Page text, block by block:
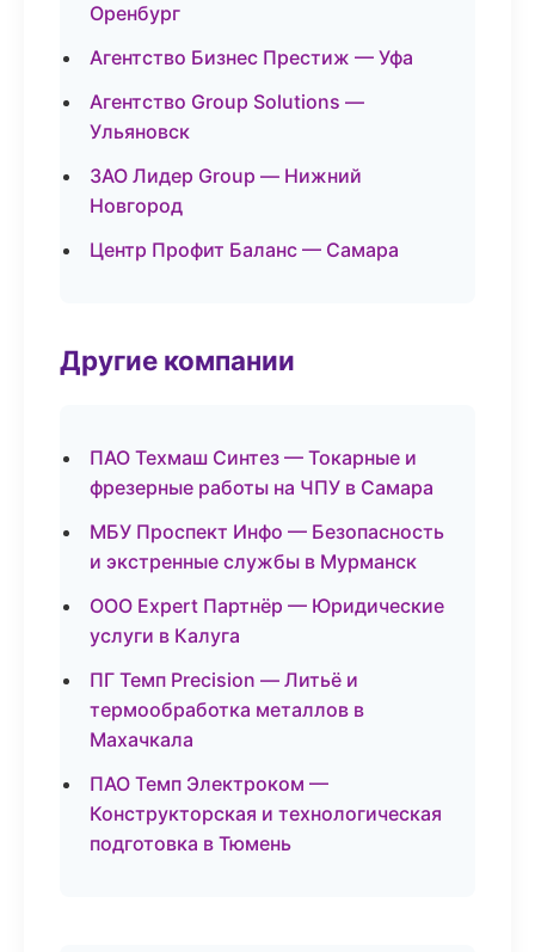
Оренбург
Агентство Бизнес Престиж — Уфа
Агентство Group Solutions —
Ульяновск
ЗАО Лидер Group — Нижний
Новгород
Центр Профит Баланс — Самара
Другие компании
ПАО Техмаш Синтез — Токарные и
фрезерные работы на ЧПУ в Самара
МБУ Проспект Инфо — Безопасность
и экстренные службы в Мурманск
ООО Expert Партнёр — Юридические
услуги в Калуга
ПГ Темп Precision — Литьё и
термообработка металлов в
Махачкала
ПАО Темп Электроком —
Конструкторская и технологическая
подготовка в Тюмень